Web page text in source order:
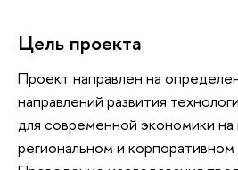
Цель проекта
Проект направлен на
направлений развития
для современной экономики на
региональном и корпоративном